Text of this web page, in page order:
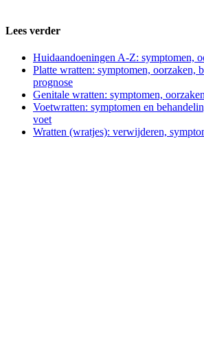
Lees verder
Huidaandoeningen A-Z: symptomen,
Platte wratten: symptomen, oorzaken,
prognose
Genitale wratten: symptomen,
Voetwratten: symptomen en
voet
Wratten (wratjes): verwijderen,